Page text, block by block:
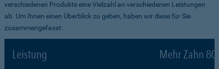
verschiedenen Produkte eine Vielzahl an verschiedenen Leistungen
ab. Um Ihnen einen Überblick zu geben, haben wir diese für Sie
zusammengefasst:
Leistung Mehr Zahn 80